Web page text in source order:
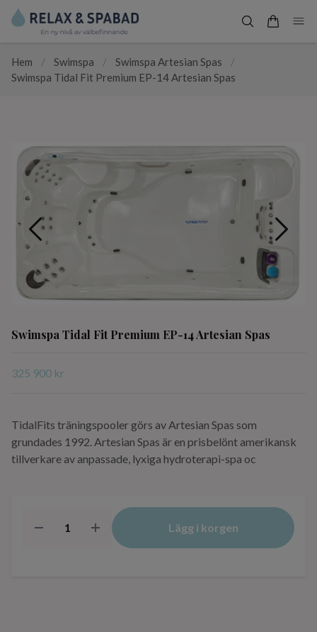
Hem / Swimspa / Swimspa Artesian Spas
/
Swimspa Tidal Fit Premium EP-14 Artesian Spas
Swimspa Tidal Fit Premium EP-14 Artesian Spas
325 900 kr
TidalFits träningspooler görs av Artesian Spas som
grundades 1992. Artesian Spas är en prisbelönt amerikansk
tillverkare av anpassade, lyxiga hydroterapi-spa oc
Lägg i korgen